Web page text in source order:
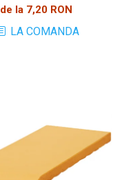
de la 7,20 RON
LA COMANDA